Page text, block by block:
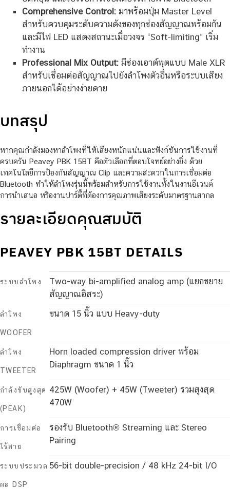
Comprehensive Control:มาพร้อมปุ่ม Master Level
สำหรับควบคุมระดับความดังของทุกช่องสัญญาณพร้อมกัน
และมีไฟ LED แสดงสถานะเมื่อวงจร “Soft-limiting” เริ่ม
ทำงาน
Professional Mix Output:มีช่องเอาต์พุตแบบ Male XLR
สำหรับเชื่อมต่อสัญญาณไปยังลำโพงตัวอื่นหรือระบบเสียง
ภายนอกได้อย่างง่ายดาย
บทสรุป
หากคุณกำลังมองหาลำโพงที่ให้เสียงหนักแน่นและฟังก์ชันการใช้งานที่
ครบครัน Peavey PBK 15BT คือตัวเลือกที่ตอบโจทย์อย่างยิ่ง ด้วย
เทคโนโลยีการป้องกันสัญญาณ Clip และความสะดวกในการเชื่อมต่อ
Bluetooth ทำให้ลำโพงรุ่นนี้พร้อมสำหรับการใช้งานทั้งในงานอีเวนต์
การนำเสนอ หรืองานปาร์ตี้ที่ต้องการคุณภาพเสียงระดับมาตรฐานสากล
รายละเอียดคุณสมบัติ
PEAVEY PBK 15BT DETAILS
ระบบลำโพง
Two-way bi-amplified analog amp (แยกขยาย
สัญญาณอิสระ)
ลำโพง
WOOFER
ขนาด 15 นิ้ว แบบ Heavy-duty
ลำโพง
TWEETER
Horn loaded compression driver พร้อม
Diaphragm ขนาด 1 นิ้ว
กำลังขับสูงสุด
(PEAK)
425W (Woofer) + 45W (Tweeter) รวมสูงสุด
470W
การเชื่อมต่อ
ไร้สาย
รองรับ Bluetooth® Streaming และ Stereo
Pairing
ระบบประมวล
ผล DSP
56-bit double-precision / 48 kHz 24-bit I/O